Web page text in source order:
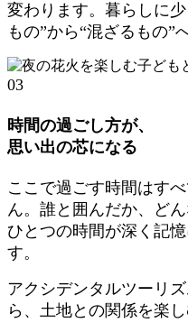
変わります。暮らしに
もの”から“混ざるもの”
03
時間の過ごし方が、
思い出の芯になる
ここで過ごす時間はす
ん。誰と囲んだか、ど
ひとつの時間が深く記
す。
アクシデンタルツーリ
ら、土地との関係を楽